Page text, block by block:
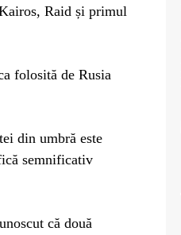
Raid și primul
folosită de Rusia
din umbră este
semnificativ
că două